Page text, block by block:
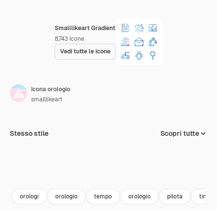
Smalllikeart Gradient
8,743 Icone
Vedi tutte le icone
Icona orologio
smalllikeart
Stesso stile Scopri tutte
orologi orologio tempo orologio pilota timer